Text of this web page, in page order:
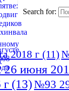
Search for:
2018 г (11)
июня
(13)№93